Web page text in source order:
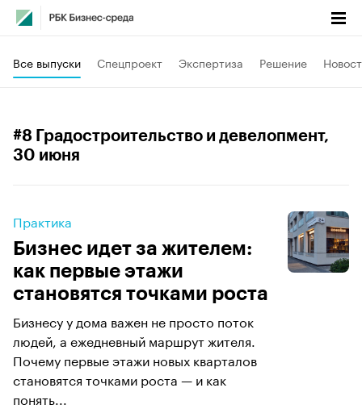
Все выпуски Спецпроект Экспертиза Решение
#8 Градостроительство и девелопмент,
30 июня
Практика
Бизнес идет за жителем:
как первые этажи
становятся точками роста
Бизнесу у дома важен не просто поток
людей, а ежедневный маршрут жителя.
Почему первые этажи новых кварталов
становятся точками роста — и как
понять...